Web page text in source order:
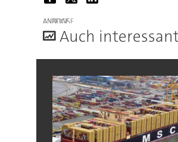
ANZEIGE
Auch interessant